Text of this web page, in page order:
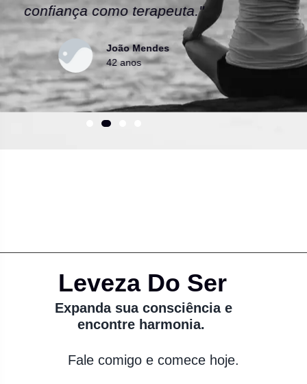
confiança como terapeuta."
João Mendes
42 anos
Leveza Do Ser
Expanda sua consciência e
encontre harmonia.
Fale comigo e comece hoje.